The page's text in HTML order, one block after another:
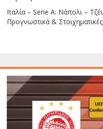
Ιταλία – Serie A: Νάπολι –
Προγνωστικά &